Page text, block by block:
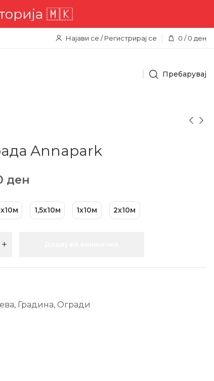
🇲🇰
Најави се / Регистрирај се 0 / 0 ден
Пребарувај
Annapark
ден
1,5х10м 1х10м 2х10м
, Градина, Огради